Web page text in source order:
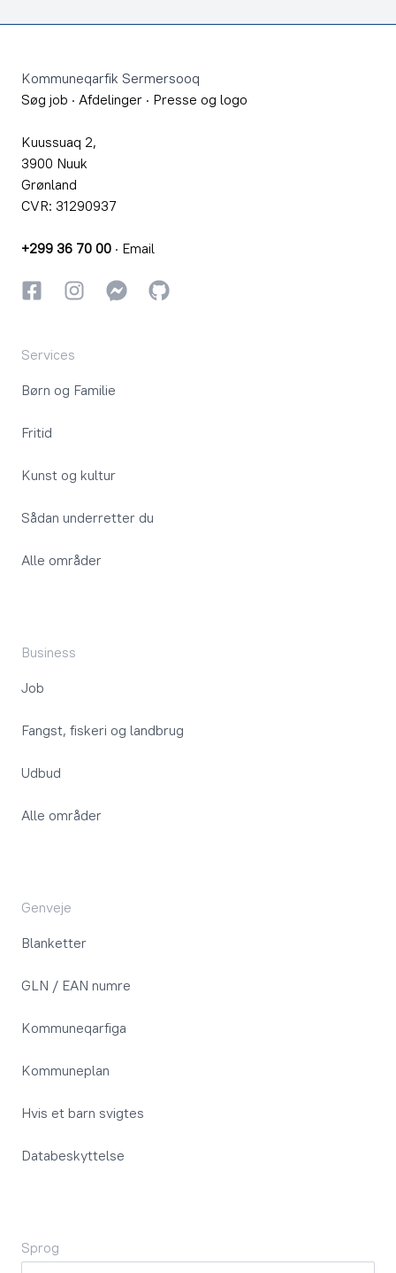
Kommuneqarfik Sermersooq
Søg job · Afdelinger · Presse og logo
Kuussuaq 2,
3900 Nuuk
Grønland
CVR: 31290937
+299 36 70 00 · Email
FacebookInstagramInstagram
GitHub
Services
Børn og Familie
Fritid
Kunst og kultur
Sådan underretter du
Alle områder
Business
Job
Fangst, fiskeri og landbrug
Udbud
Alle områder
Genveje
Blanketter
GLN / EAN numre
Kommuneqarfiga
Kommuneplan
Hvis et barn svigtes
Databeskyttelse
Sprog
Sprog